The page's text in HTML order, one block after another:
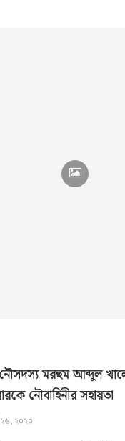
নৌসদস্য মরহুম আব্দুল
নৌবাহিনীর সহায়তা
২০২০